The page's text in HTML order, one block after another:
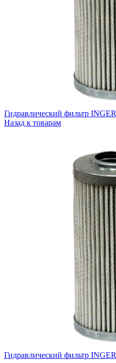
Гидравлический фильтр
Назад к товарам
Гидравлический фильтр